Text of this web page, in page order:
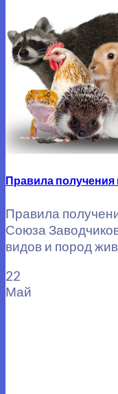
Правила
Правила
Союза
видов и пород
22
Май